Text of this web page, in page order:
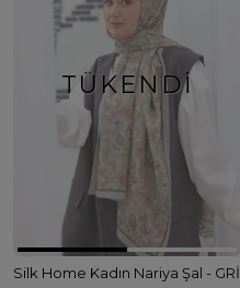
TÜKENDI
Silk Home Kadın Nariya Şal - GRİ